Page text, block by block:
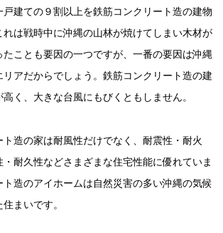
建ての９割以上を鉄筋コンクリート造の建物
は戦時中に沖縄の山林が焼けてしまい木材が
ことも要因の一つですが、一番の要因は沖縄
アだからでしょう。鉄筋コンクリート造の建
く、大きな台風にもびくともしません。
ト造の家は耐風性だけでなく、耐震性・耐火
耐久性などさまざまな住宅性能に優れていま
造のアイホームは自然災害の多い沖縄の気候
まいです。